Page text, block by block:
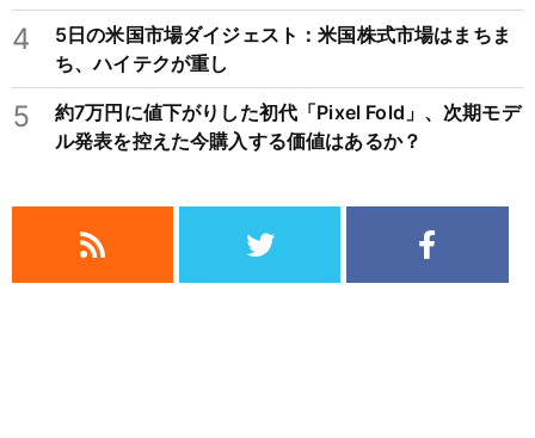
4
5日の米国市場ダイジェスト：米国株式市場はまちま
ち、ハイテクが重し
5
約7万円に値下がりした初代「Pixel Fold」、次期モデ
ル発表を控えた今購入する価値はあるか？